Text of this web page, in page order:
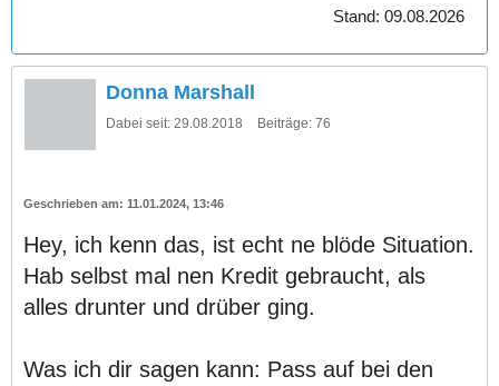
Stand: 09.08.2026
Donna Marshall
Dabei seit: 29.08.2018 Beiträge: 76
11.01.2024, 13:46
Hey, ich kenn das, ist echt ne blöde Situation.
Hab selbst mal nen Kredit gebraucht, als
alles drunter und drüber ging.
Was ich dir sagen kann: Pass auf bei den